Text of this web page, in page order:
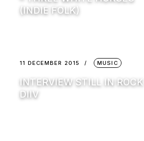
(INDIE FOLK)
11 DECEMBER 2015 MUSIC
INTERVIEW STILL IN ROCK :
DIIV